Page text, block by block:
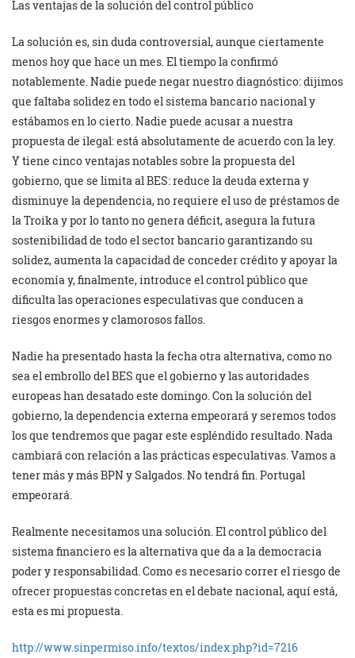
Las ventajas de la solución del control público
La solución es, sin duda controversial, aunque ciertamente
menos hoy que hace un mes. El tiempo la confirmó
notablemente. Nadie puede negar nuestro diagnóstico: dijimos
que faltaba solidez en todo el sistema bancario nacional y
estábamos en lo cierto. Nadie puede acusar a nuestra
propuesta de ilegal: está absolutamente de acuerdo con la ley.
Y tiene cinco ventajas notables sobre la propuesta del
gobierno, que se limita al BES: reduce la deuda externa y
disminuye la dependencia, no requiere el uso de préstamos de
la Troika y por lo tanto no genera déficit, asegura la futura
sostenibilidad de todo el sector bancario garantizando su
solidez, aumenta la capacidad de conceder crédito y apoyar la
economía y, finalmente, introduce el control público que
dificulta las operaciones especulativas que conducen a
riesgos enormes y clamorosos fallos.
Nadie ha presentado hasta la fecha otra alternativa, como no
sea el embrollo del BES que el gobierno y las autoridades
europeas han desatado este domingo. Con la solución del
gobierno, la dependencia externa empeorará y seremos todos
los que tendremos que pagar este espléndido resultado. Nada
cambiará con relación a las prácticas especulativas. Vamos a
tener más y más BPN y Salgados. No tendrá fin. Portugal
empeorará.
Realmente necesitamos una solución. El control público del
sistema financiero es la alternativa que da a la democracia
poder y responsabilidad. Como es necesario correr el riesgo de
ofrecer propuestas concretas en el debate nacional, aquí está,
esta es mi propuesta.
http://www.sinpermiso.info/textos/index.php?id=7216